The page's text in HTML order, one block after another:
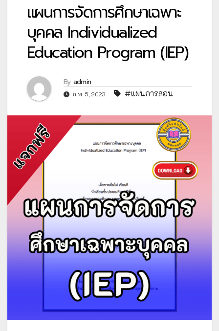
แผนการจัดการศึกษาเฉพาะ
บุคคล Individualized
Education Program (IEP)
By admin
ก.พ. 5, 2023 #แผนการสอน